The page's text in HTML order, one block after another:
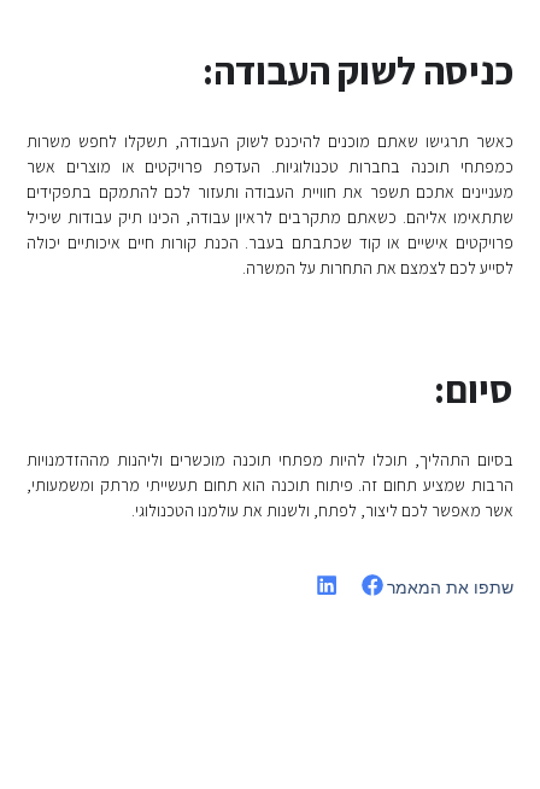
כניסה לשוק העבודה:
כאשר תרגישו שאתם מוכנים להיכנס לשוק העבודה, תשקלו לחפש משרות
כמפתחי תוכנה בחברות טכנולוגיות. העדפת פרויקטים או מוצרים אשר
מעניינים אתכם תשפר את חוויית העבודה ותעזור לכם להתמקם בתפקידים
שתתאימו אליהם. כשאתם מתקרבים לראיון עבודה, הכינו תיק עבודות שיכיל
פרויקטים אישיים או קוד שכתבתם בעבר. הכנת קורות חיים איכותיים יכולה
לסייע לכם לצמצם את התחרות על המשרה.
סיום:
בסיום התהליך, תוכלו להיות מפתחי תוכנה מוכשרים וליהנות מההזדמנויות
הרבות שמציע תחום זה. פיתוח תוכנה הוא תחום תעשייתי מרתק ומשמעותי,
אשר מאפשר לכם ליצור, לפתח, ולשנות את עולמנו הטכנולוגי.
שתפו את המאמר